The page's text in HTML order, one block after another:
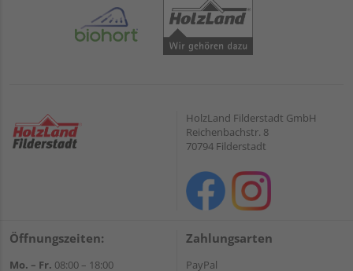
HolzLand Filderstadt GmbH
Reichenbachstr. 8
70794 Filderstadt
Öffnungszeiten:
Mo. – Fr. 08:00 – 18:00
Zahlungsarten
PayPal